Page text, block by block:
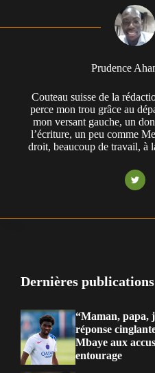
Prudence
Couteau suisse de la
perce mon trou grâce au
mon versant gauche, un
l’écriture, un peu comme
droit, beaucoup de travail, à
Dernières publications
“Maman, papa,
réponse
Mbaye aux
entourage